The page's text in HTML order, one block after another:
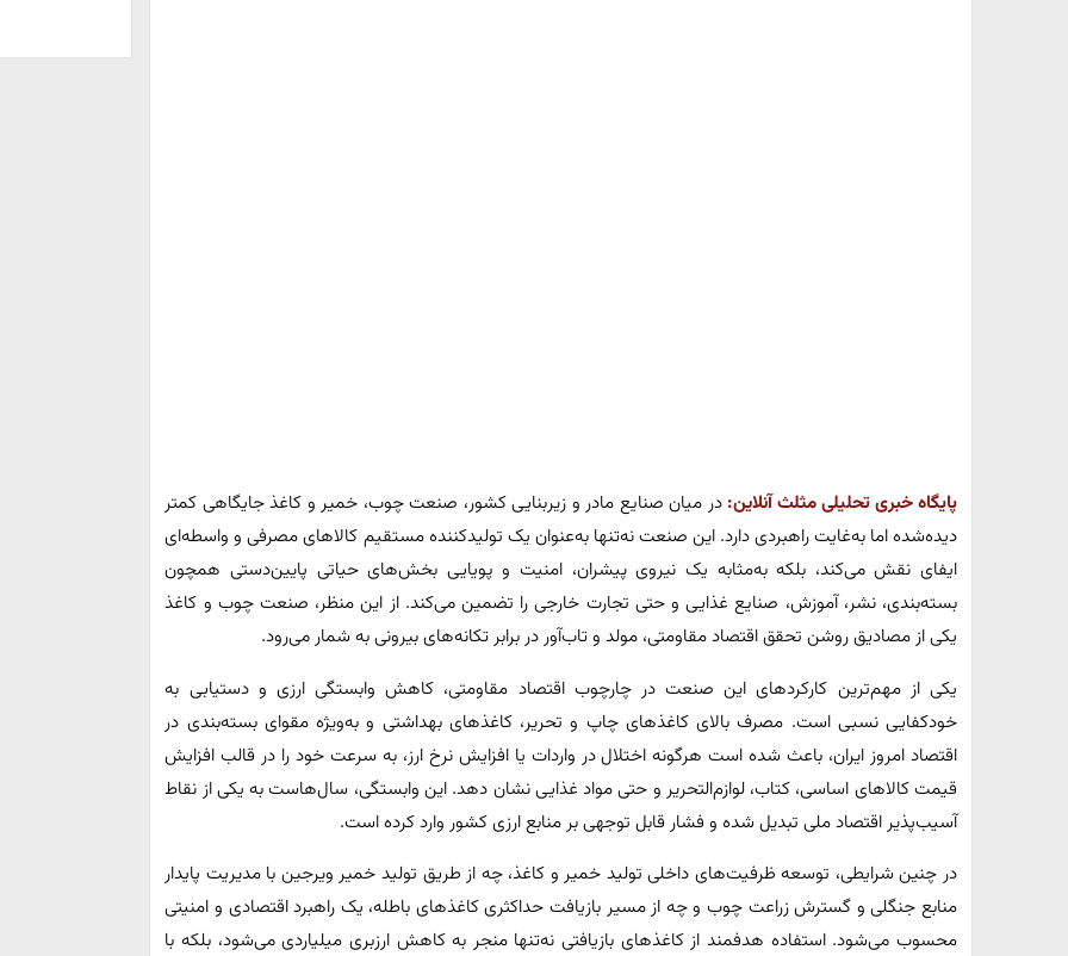
پایگاه خبری تحلیلی مثلث آنلاین: در میان صنایع مادر و زیربنایی کشور، صنعت چوب، خمیر و کاغذ جایگاهی کمتر
دیده‌شده اما به‌غایت راهبردی دارد. این صنعت نه‌تنها به‌عنوان یک تولیدکننده مستقیم کالاهای مصرفی و واسطه‌ای
ایفای نقش می‌کند، بلکه به‌مثابه یک نیروی پیشران، امنیت و پویایی بخش‌های حیاتی پایین‌دستی همچون
بسته‌بندی، نشر، آموزش، صنایع غذایی و حتی تجارت خارجی را تضمین می‌کند. از این منظر، صنعت چوب و کاغذ
یکی از مصادیق روشن تحقق اقتصاد مقاومتی، مولد و تاب‌آور در برابر تکانه‌های بیرونی به شمار می‌رود.
یکی از مهم‌ترین کارکردهای این صنعت در چارچوب اقتصاد مقاومتی، کاهش وابستگی ارزی و دستیابی به
خودکفایی نسبی است. مصرف بالای کاغذهای چاپ و تحریر، کاغذهای بهداشتی و به‌ویژه مقوای بسته‌بندی در
اقتصاد امروز ایران، باعث شده است هرگونه اختلال در واردات یا افزایش نرخ ارز، به سرعت خود را در قالب افزایش
قیمت کالاهای اساسی، کتاب، لوازم‌التحریر و حتی مواد غذایی نشان دهد. این وابستگی، سال‌هاست به یکی از نقاط
آسیب‌پذیر اقتصاد ملی تبدیل شده و فشار قابل توجهی بر منابع ارزی کشور وارد کرده است.
در چنین شرایطی، توسعه ظرفیت‌های داخلی تولید خمیر و کاغذ، چه از طریق تولید خمیر ویرجین با مدیریت پایدار
منابع جنگلی و گسترش زراعت چوب و چه از مسیر بازیافت حداکثری کاغذهای باطله، یک راهبرد اقتصادی و امنیتی
محسوب می‌شود. استفاده هدفمند از کاغذهای بازیافتی نه‌تنها منجر به کاهش ارزبری میلیاردی می‌شود، بلکه با